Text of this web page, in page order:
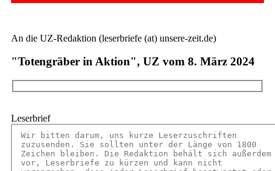
An die UZ-Redaktion (leserbriefe (at) unsere-zeit.de)
"Totengräber in Aktion", UZ vom 8. März 2024
Leserbrief